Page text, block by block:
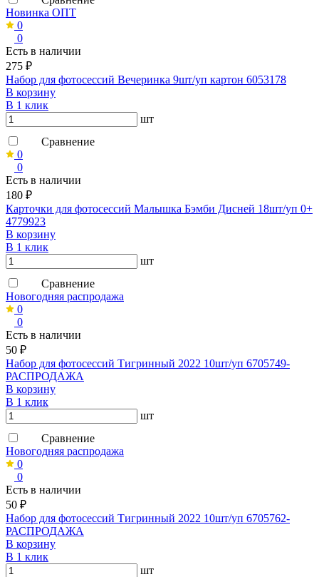
Новинка ОПТ
0
0
Есть в наличии
275 ₽
Набор для фотосессий Вечеринка 9шт/уп картон 6053178
В корзину
В 1 клик
шт
Сравнение
0
0
Есть в наличии
180 ₽
Карточки для фотосессий Малышка Бэмби Дисней 18шт/уп 0+
4779923
В корзину
В 1 клик
шт
Сравнение
Новогодняя распродажа
0
0
Есть в наличии
50 ₽
Набор для фотосессий Тигринный 2022 10шт/уп 6705749-
РАСПРОДАЖА
В корзину
В 1 клик
шт
Сравнение
Новогодняя распродажа
0
0
Есть в наличии
50 ₽
Набор для фотосессий Тигринный 2022 10шт/уп 6705762-
РАСПРОДАЖА
В корзину
В 1 клик
шт